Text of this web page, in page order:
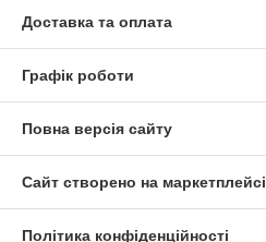
Доставка та оплата
Графік роботи
Повна версія сайту
Сайт створено на маркетплейсі
Політика конфіденційності